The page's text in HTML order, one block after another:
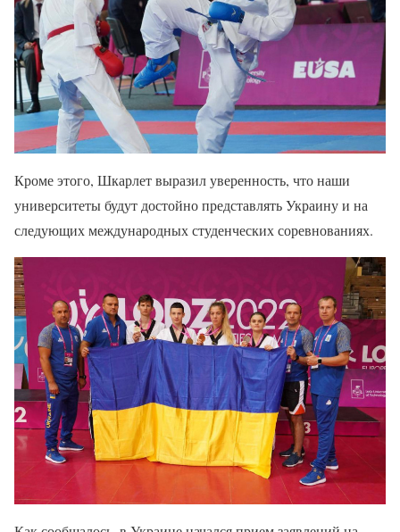
Кроме этого, Шкарлет выразил уверенность, что наши
университеты будут достойно представлять Украину и на
следующих международных студенческих соревнованиях.